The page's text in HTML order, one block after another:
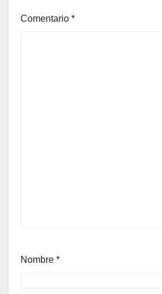
Comentario *
Nombre *